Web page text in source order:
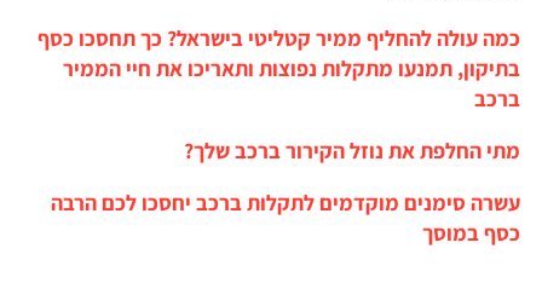
כמה עולה להחליף ממיר קטליטי בישראל? כך תחסכו כסף
בתיקון, תמנעו מתקלות נפוצות ותאריכו את חיי הממיר
ברכב
מתי החלפת את נוזל הקירור ברכב שלך?
עשרה סימנים מוקדמים לתקלות ברכב יחסכו לכם הרבה
כסף במוסך